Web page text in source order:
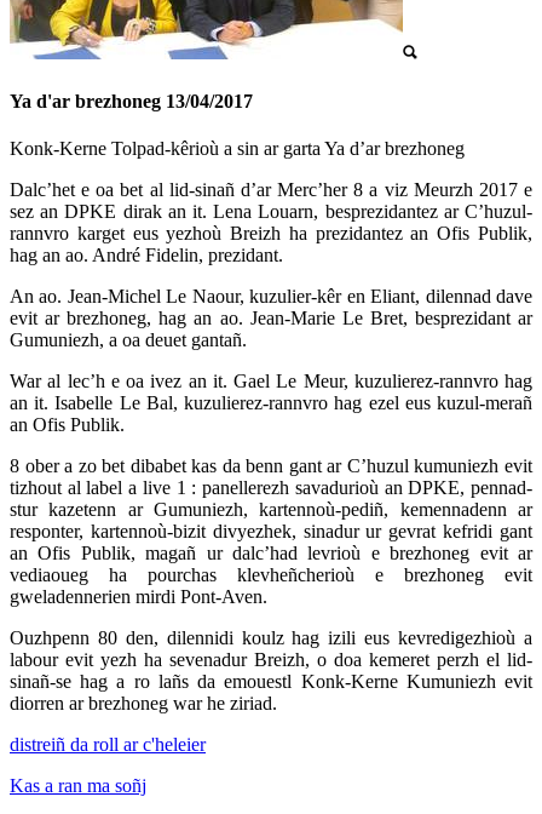
Ya d'ar brezhoneg 13/04/2017
Konk-Kerne Tolpad-kêrioù a sin ar garta Ya d’ar brezhoneg
Dalc’het e oa bet al lid-sinañ d’ar Merc’her 8 a viz Meurzh 2017 e
sez an DPKE dirak an it. Lena Louarn, besprezidantez ar C’huzul-
rannvro karget eus yezhoù Breizh ha prezidantez an Ofis Publik,
hag an ao. André Fidelin, prezidant.
An ao. Jean-Michel Le Naour, kuzulier-kêr en Eliant, dilennad dave
evit ar brezhoneg, hag an ao. Jean-Marie Le Bret, besprezidant ar
Gumuniezh, a oa deuet gantañ.
War al lec’h e oa ivez an it. Gael Le Meur, kuzulierez-rannvro hag
an it. Isabelle Le Bal, kuzulierez-rannvro hag ezel eus kuzul-merañ
an Ofis Publik.
8 ober a zo bet dibabet kas da benn gant ar C’huzul kumuniezh evit
tizhout al label a live 1 : panellerezh savadurioù an DPKE, pennad-
stur kazetenn ar Gumuniezh, kartennoù-pediñ, kemennadenn ar
responter, kartennoù-bizit divyezhek, sinadur ur gevrat kefridi gant
an Ofis Publik, magañ ur dalc’had levrioù e brezhoneg evit ar
vediaoueg ha pourchas klevheñcherioù e brezhoneg evit
gweladennerien mirdi Pont-Aven.
Ouzhpenn 80 den, dilennidi koulz hag izili eus kevredigezhioù a
labour evit yezh ha sevenadur Breizh, o doa kemeret perzh el lid-
sinañ-se hag a ro lañs da emouestl Konk-Kerne Kumuniezh evit
diorren ar brezhoneg war he ziriad.
distreiñ da roll ar c'heleier
Kas a ran ma soñj